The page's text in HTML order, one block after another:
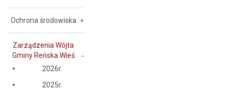
Ochrona środowiska
Zarządzenia Wójta
Gminy Reńska Wieś
2026r.
2025r.